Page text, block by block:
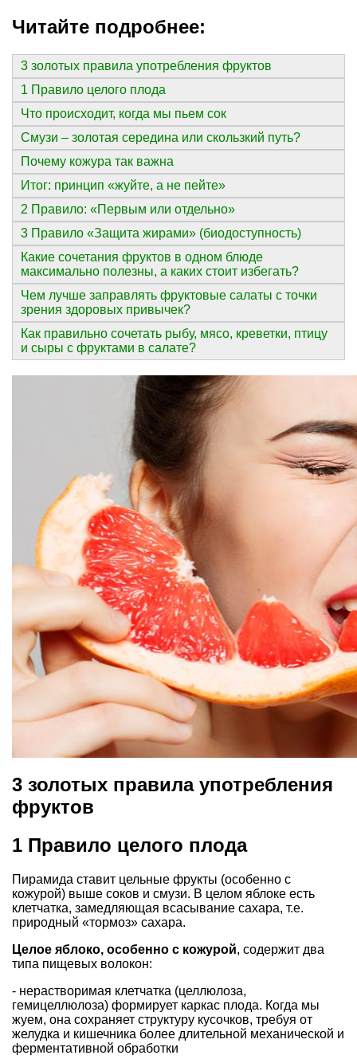
Читайте подробнее:
3 золотых правила употребления фруктов
1 Правило целого плода
Что происходит, когда мы пьем сок
Смузи – золотая середина или скользкий путь?
Почему кожура так важна
Итог: принцип «жуйте, а не пейте»
2 Правило: «Первым или отдельно»
3 Правило «Защита жирами» (биодоступность)
Какие сочетания фруктов в одном блюде
максимально полезны, а каких стоит избегать?
Чем лучше заправлять фруктовые салаты с точки
зрения здоровых привычек?
Как правильно сочетать рыбу, мясо, креветки, птицу
и сыры с фруктами в салате?
3 золотых правила употребления
фруктов
1 Правило целого плода
Пирамида ставит цельные фрукты (особенно с
кожурой) выше соков и смузи. В целом яблоке есть
клетчатка, замедляющая всасывание сахара, т.е.
природный «тормоз» сахара.
Целое яблоко, особенно с кожурой, содержит два
типа пищевых волокон:
- нерастворимая клетчатка (целлюлоза,
гемицеллюлоза) формирует каркас плода. Когда мы
жуем, она сохраняет структуру кусочков, требуя от
желудка и кишечника более длительной механической и
ферментативной обработки